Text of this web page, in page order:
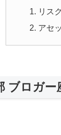
リス
アセ
ブロガー